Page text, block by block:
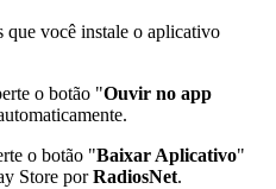
que você instale o aplicativo
o botão "Ouvir no app
o botão "Baixar Aplicativo"
Store porRadiosNet.